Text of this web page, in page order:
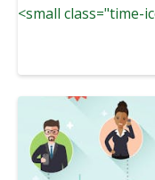
<small class="time-